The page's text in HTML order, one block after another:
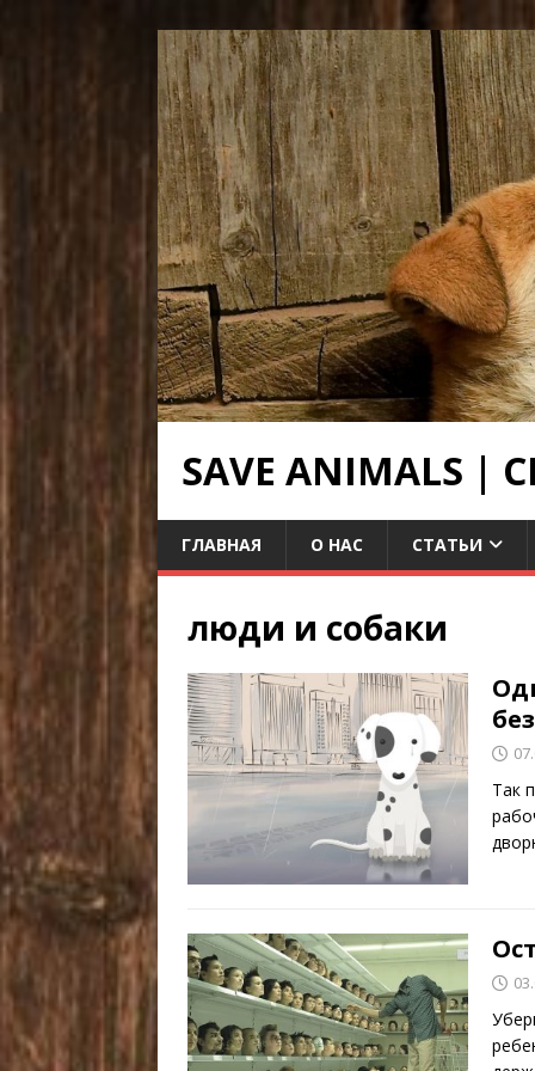
SAVE ANIMALS
ГЛАВНАЯ О НАС СТАТЬИ
люди и собаки
Taк